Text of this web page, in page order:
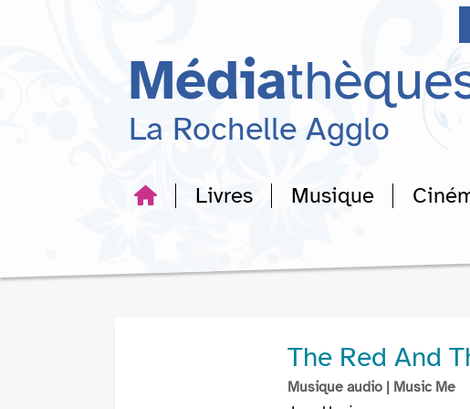
recherche
Média
La Rochelle Agglo
Livres Musique
The Red And
Musique audio | Music Me